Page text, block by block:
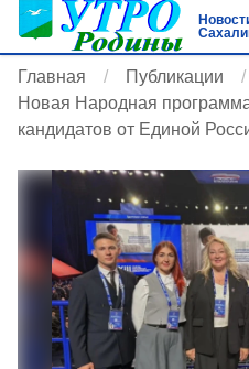
Главная Публикации
Новая Народная
кандидатов от Единой